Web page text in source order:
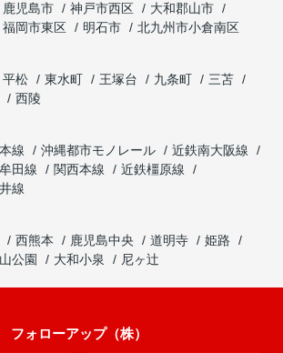
鹿児島市 神戸市西区
大和郡山市
福岡市東区 明石市
北九州市小倉南区
平松 東水町 王塚台 九条町
三苫
西陵
線 沖縄都市モノレール
近鉄南大阪線
田線 関西本線
近鉄橿原線
線
西熊本 鹿児島中央 道明寺
姫路
公園 大和小泉 尼ヶ辻
フォローアップ（株）